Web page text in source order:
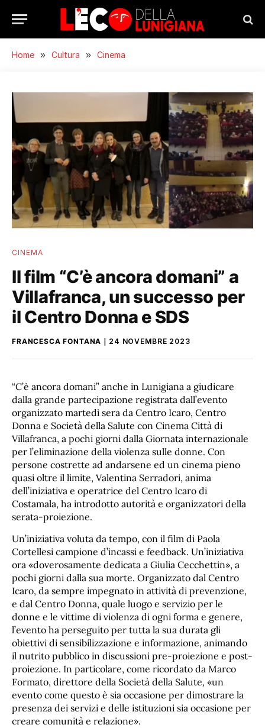
Home » Cultura » Cinema
CINEMA
Il film “C’è ancora domani” a
Villafranca, un successo per
il Centro Donna e SDS
FRANCESCA FONTANA 24 NOVEMBRE 2023
“C’è ancora domani” anche in Lunigiana a giudicare
dalla grande partecipazione registrata dall’evento
organizzato martedì sera da Centro Icaro, Centro
Donna e Società della Salute con Cinema Città di
Villafranca, a pochi giorni dalla Giornata internazionale
per l’eliminazione della violenza sulle donne. Con
persone costrette ad andarsene ed un cinema pieno
quasi oltre il limite, Valentina Serradori, anima
dell’iniziativa e operatrice del Centro Icaro di
Costamala, ha introdotto autorità e organizzatori della
serata-proiezione.
Un’iniziativa voluta da tempo, con il film di Paola
Cortellesi campione d’incassi e feedback. Un’iniziativa
ora «doverosamente dedicata a Giulia Cecchettin», a
pochi giorni dalla sua morte. Organizzato dal Centro
Icaro, da sempre impegnato in attività di prevenzione,
e dal Centro Donna, quale luogo e servizio per le
donne e le vittime di violenza di ogni forma e genere,
l’evento ha perseguito per tutta la sua durata gli
obiettivi di sensibilizzazione e informazione, animando
il nutrito pubblico in discussioni pre-proiezione e post-
proiezione. In particolare, come ricordato da Marco
Formato, direttore della Società della Salute, «un
evento come questo è sia occasione per dimostrare la
presenza dei servizi e delle istituzioni sia occasione per
creare comunità e relazione».